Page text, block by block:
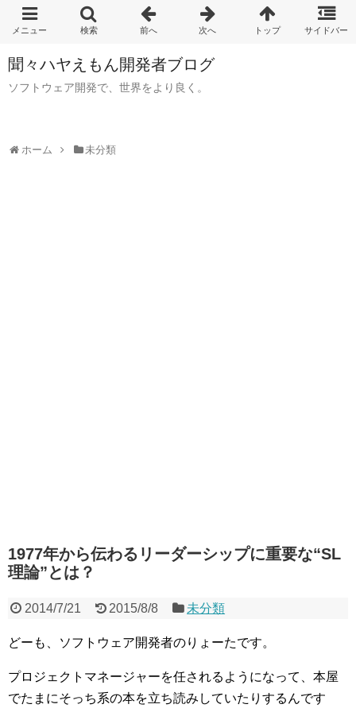
聞々ハヤえもん開発者ブログ
ソフトウェア開発で、世界をより良く。
ホーム 未分類
1977年から伝わるリーダーシップに重要な“SL
理論”とは？
2014/7/21 2015/8/8 未分類
どーも、ソフトウェア開発者のりょーたです。
プロジェクトマネージャーを任されるようになって、本屋
でたまにそっち系の本を立ち読みしていたりするんです